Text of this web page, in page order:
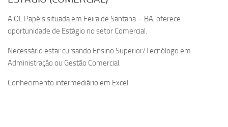
A OL Papéis situada em Feira de Santana – BA, oferece
oportunidade de Estágio no setor Comercial.
Necessário estar cursando Ensino Superior/Tecnólogo em
Administração ou Gestão Comercial.
Conhecimento intermediário em Excel.